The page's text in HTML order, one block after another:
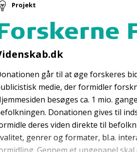
og donationer
Projekt
går til at øge forskeres
medie, der formidler
besøges ca. 1 mio.
Donationen gives til
deres viden direkte til
genrer og formater, bl.a.
Gennem et ungepanel